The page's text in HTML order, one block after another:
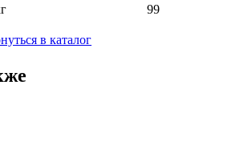
99
в каталог